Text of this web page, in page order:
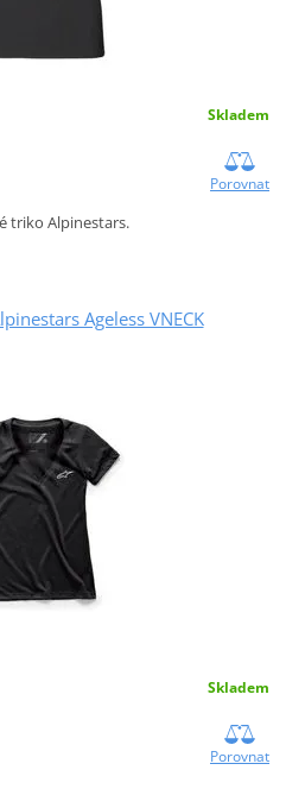
Skladem
Porovnat
triko Alpinestars.
Ageless VNECK
Skladem
Porovnat